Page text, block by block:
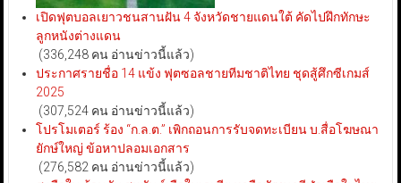
เปิดฟุตบอลเยาวชนสานฝัน 4 จังหวัดชายแดนใต้ คัดไปฝึกทักษะ
ลูกหนังต่างแดน
(336,248 คน อ่านข่าวนี้แล้ว)
ประกาศรายชื่อ 14 แข้ง ฟุตซอลชายทีมชาติไทย ชุดสู้ศึกซีเกมส์
2025
(307,524 คน อ่านข่าวนี้แล้ว)
โปรโมเตอร์ ร้อง “ก.ล.ต.” เพิกถอนการรับจดทะเบียน บ.สื่อโฆษณา
ยักษ์ใหญ่ ข้อหาปลอมเอกสาร
(276,582 คน อ่านข่าวนี้แล้ว)